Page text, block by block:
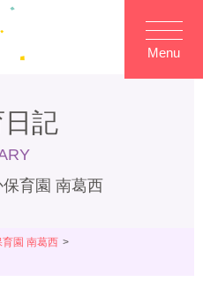
Menu
記
育園 南葛西
園 南葛西